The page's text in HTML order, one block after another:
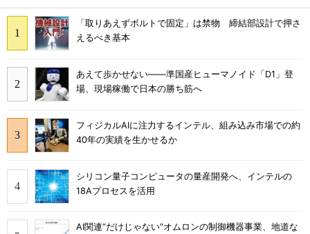
「取りあえずボルトで固定」は禁物 締結部設計で押さ
えるべき基本
あえて歩かせない――準国産ヒューマノイド「D1」登
場、現場稼働で日本の勝ち筋へ
フィジカルAIに注力するインテル、組み込み市場での約
40年の実績を生かせるか
シリコン量子コンピュータの量産開発へ、インテルの
18Aプロセスを活用
AI関連“だけじゃない”オムロンの制御機器事業、地道な